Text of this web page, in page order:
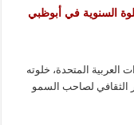
السنوية في أبوظبي
العربية المتحدة، خلوته
الثقافي لصاحب السمو